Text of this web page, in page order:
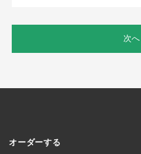
次へ
オーダーする